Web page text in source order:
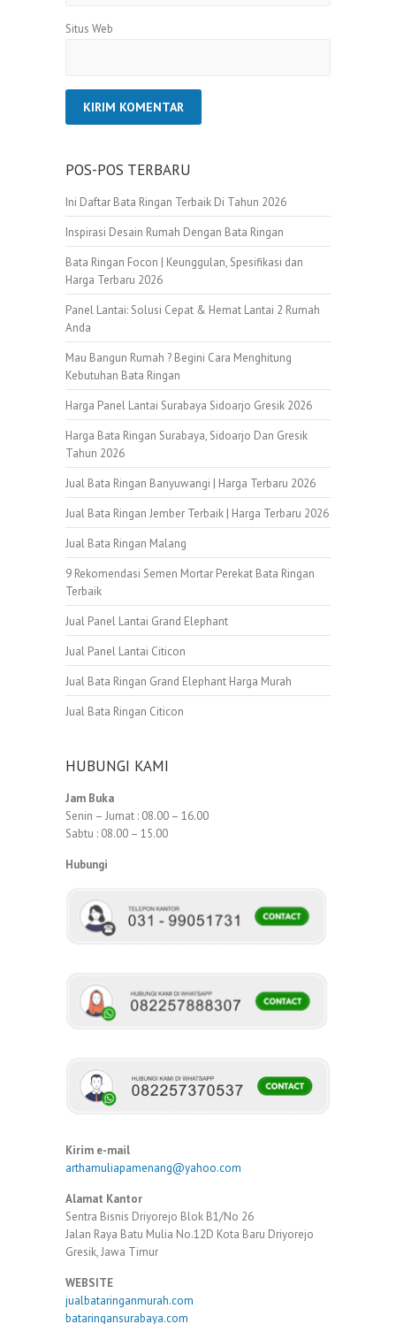
Situs Web
POS-POS TERBARU
Ini Daftar Bata Ringan Terbaik Di Tahun 2026
Inspirasi Desain Rumah Dengan Bata Ringan
Bata Ringan Focon | Keunggulan, Spesifikasi dan
Harga Terbaru 2026
Panel Lantai: Solusi Cepat & Hemat Lantai 2 Rumah
Anda
Mau Bangun Rumah ? Begini Cara Menghitung
Kebutuhan Bata Ringan
Harga Panel Lantai Surabaya Sidoarjo Gresik 2026
Harga Bata Ringan Surabaya, Sidoarjo Dan Gresik
Tahun 2026
Jual Bata Ringan Banyuwangi | Harga Terbaru 2026
Jual Bata Ringan Jember Terbaik | Harga Terbaru 2026
Jual Bata Ringan Malang
9 Rekomendasi Semen Mortar Perekat Bata Ringan
Terbaik
Jual Panel Lantai Grand Elephant
Jual Panel Lantai Citicon
Jual Bata Ringan Grand Elephant Harga Murah
Jual Bata Ringan Citicon
HUBUNGI KAMI
Jam Buka
Senin – Jumat : 08.00 – 16.00
Sabtu : 08.00 – 15.00
Hubungi
Kirim e-mail
arthamuliapamenang@yahoo.com
Alamat Kantor
Sentra Bisnis Driyorejo Blok B1/No 26
Jalan Raya Batu Mulia No.12D Kota Baru Driyorejo
Gresik, Jawa Timur
WEBSITE
jualbataringanmurah.com
bataringansurabaya.com